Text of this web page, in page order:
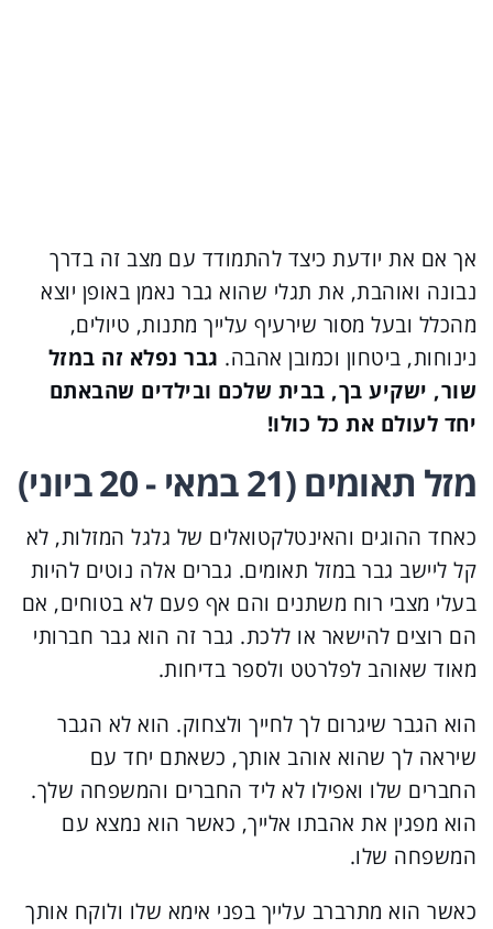
אך אם את יודעת כיצד להתמודד עם מצב זה בדרך
נבונה ואוהבת, את תגלי שהוא גבר נאמן באופן יוצא
מהכלל ובעל מסור שירעיף עלייך מתנות, טיולים,
נינוחות, ביטחון וכמובן אהבה. גבר נפלא זה במזל
שור, ישקיע בך, בבית שלכם ובילדים שהבאתם
יחד לעולם את כל כולו!
מזל תאומים (21 במאי - 20 ביוני)
כאחד ההוגים והאינטלקטואלים של גלגל המזלות, לא
קל ליישב גבר במזל תאומים. גברים אלה נוטים להיות
בעלי מצבי רוח משתנים והם אף פעם לא בטוחים, אם
הם רוצים להישאר או ללכת. גבר זה הוא גבר חברותי
מאוד שאוהב לפלרטט ולספר בדיחות.
הוא הגבר שיגרום לך לחייך ולצחוק. הוא לא הגבר
שיראה לך שהוא אוהב אותך, כשאתם יחד עם
החברים שלו ואפילו לא ליד החברים והמשפחה שלך.
הוא מפגין את אהבתו אלייך, כאשר הוא נמצא עם
המשפחה שלו.
כאשר הוא מתרברב עלייך בפני אימא שלו ולוקח אותך